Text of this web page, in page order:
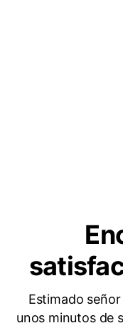
Estimado
unos minutos de